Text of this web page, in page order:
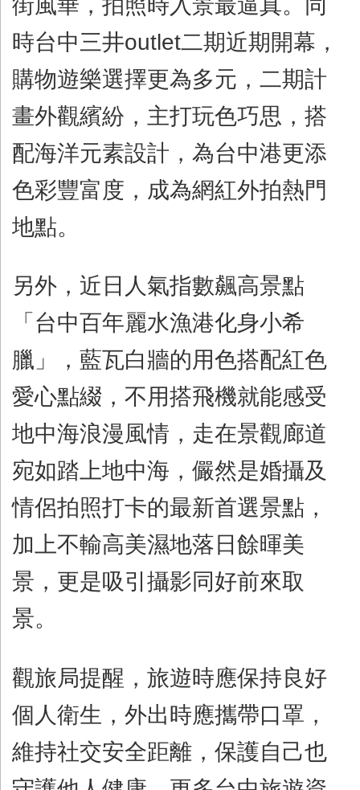
時台中三井outlet二期近期開幕，
購物遊樂選擇更為多元，二期計
畫外觀繽紛，主打玩色巧思，搭
配海洋元素設計，為台中港更添
色彩豐富度，成為網紅外拍熱門
地點。
另外，近日人氣指數飆高景點
「台中百年麗水漁港化身小希
臘」，藍瓦白牆的用色搭配紅色
愛心點綴，不用搭飛機就能感受
地中海浪漫風情，走在景觀廊道
宛如踏上地中海，儼然是婚攝及
情侶拍照打卡的最新首選景點，
加上不輸高美濕地落日餘暉美
景，更是吸引攝影同好前來取
景。
觀旅局提醒，旅遊時應保持良好
個人衛生，外出時應攜帶口罩，
維持社交安全距離，保護自己也